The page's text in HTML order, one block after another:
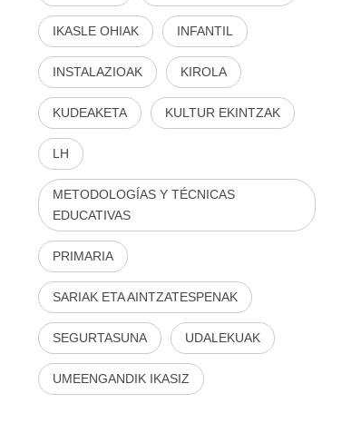
IKASLE OHIAK INFANTIL
INSTALAZIOAK KIROLA
KUDEAKETA KULTUR EKINTZAK
LH
METODOLOGÍAS Y TÉCNICAS
EDUCATIVAS
PRIMARIA
SARIAK ETA AINTZATESPENAK
SEGURTASUNA UDALEKUAK
UMEENGANDIK IKASIZ